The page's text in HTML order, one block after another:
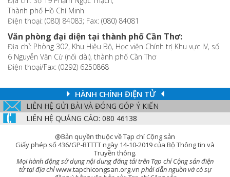
Thành phố Hồ Chí Minh
Điện thoại: (080) 84083; Fax: (080) 84081
Văn phòng đại diện tại thành phố Cần Thơ:
Địa chỉ: Phòng 302, Khu Hiệu Bộ, Học viện Chính trị Khu vực IV, số
6 Nguyễn Văn Cừ (nối dài), thành phố Cần Thơ
Điện thoại/Fax: (0292) 6250868
HÀNH CHÍNH ĐIỆN TỬ
LIÊN HỆ GỬI BÀI VÀ ĐÓNG GÓP Ý KIẾN
LIÊN HỆ QUẢNG CÁO: 080 46138
@Bản quyền thuộc về Tạp chí Cộng sản
Giấy phép số 436/GP-BTTTT ngày 14-10-2019 của Bộ Thông tin và
Truyền thông.
Mọi hành động sử dụng nội dung đăng tải trên Tạp chí Cộng sản điện
tử tại địa chỉwww.tapchicongsan.org.vn phải dẫn nguồn và có sự